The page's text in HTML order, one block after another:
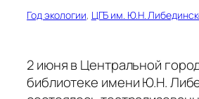
Год экологии, ЦГБ им. Ю.Н.
2 июня в Центральной
библиотеке имени Ю.Н.